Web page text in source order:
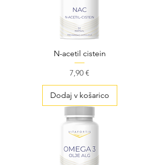
N-acetil cistein
Cena
7,90 €
Dodaj v košarico